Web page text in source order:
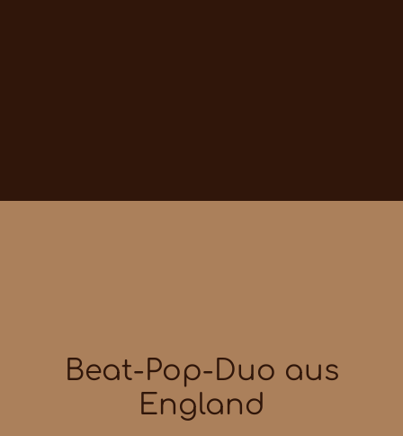
Beat-Pop-Duo aus
England